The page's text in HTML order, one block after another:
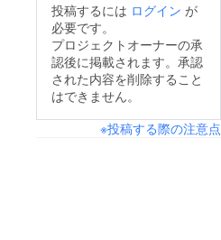
投稿するには ログイン が
必要です。
プロジェクトオーナーの承
認後に掲載されます。承認
された内容を削除すること
はできません。
※投稿する際の注意点